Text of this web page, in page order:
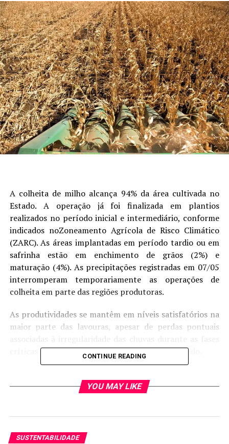
A colheita de milho alcança 94% da área cultivada no
Estado. A operação já foi finalizada em plantios
realizados no período inicial e intermediário, conforme
indicados noZoneamento Agrícola de Risco Climático
(ZARC). As áreas implantadas em período tardio ou em
safrinha estão em enchimento de grãos (2%) e
maturação (4%). As precipitações registradas em 07/05
interromperam temporariamente as operações de
colheita em parte das regiões produtoras.
As produtividades se mantêm em níveis satisfatórios na
maior parte das lavouras, apesar de perdas pontuais
críticas do ciclo, especialmente no Oeste do Estado.
favoreceram o desenvolvimento das áreas
implantação, apesar da redução no porte das plantas e
CONTINUE READING
YOU MAY LIKE
SUSTENTABILIDADE